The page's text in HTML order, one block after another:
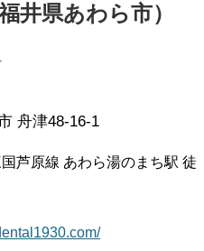
井県あわら市）
舟津48-16-1
芦原線 あわら湯のまち駅 徒